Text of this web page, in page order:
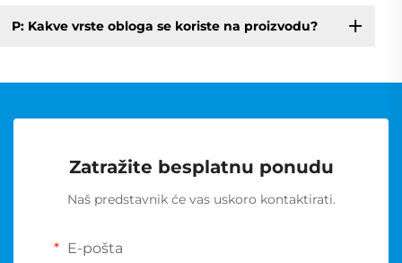
P: Kakve vrste obloga se koriste na proizvodu?
Zatražite besplatnu ponudu
Naš predstavnik će vas uskoro kontaktirati.
E-pošta